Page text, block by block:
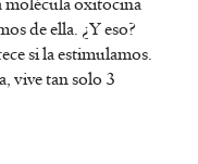
molécula oxitocina
de ella. ¿Y eso?
si la estimulamos.
vive tan solo 3